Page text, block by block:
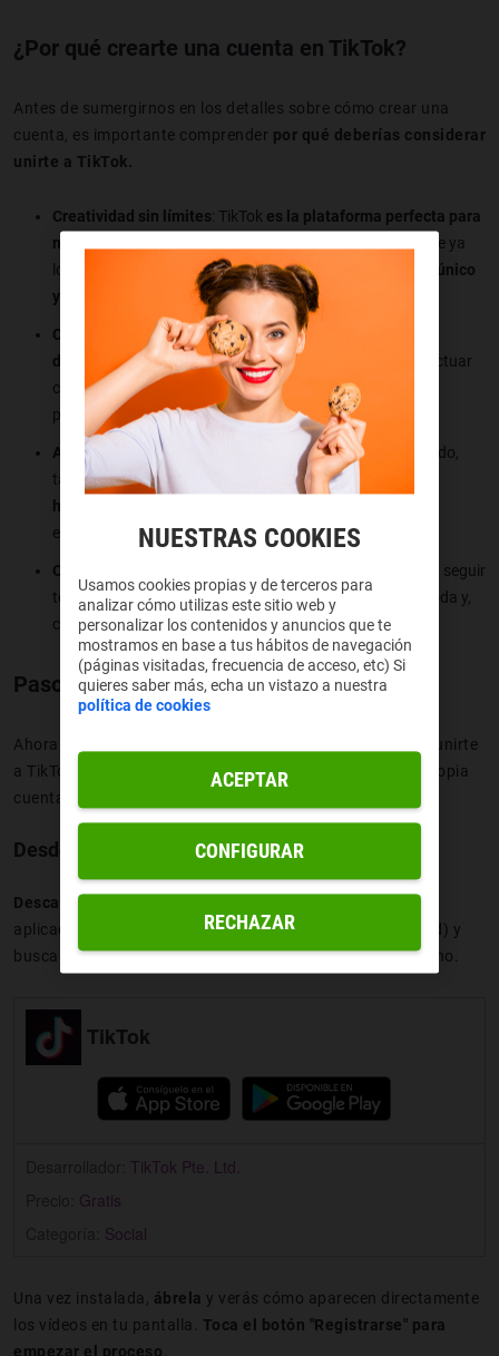
¿Por qué crearte una cuenta en TikTok?
Antes de sumergirnos en los detalles sobre cómo crear una
cuenta, es importante comprender por qué deberías considerar
unirte a TikTok.
Creatividad sin límites: TikTok es la plataforma perfecta para
mostrar tu creatividad
a través de vídeos cortos (aunque ya
los haya de hasta 10 minutos). Puedes crear
contenido único
y expresar tus ideasde manera visual.
Conexiones globales: TikTok conecta a personas de
diferentesculturasy lugares del mundo
. Puedes interactuar
con usurarios con intereses similares y descubrir nuevas
perspectivas.
Aprendizaje y entretenimiento
: TikTok no solo es divertido,
también resulta educativo. Puedes
aprender nuevas
habilidades
entretenido en una variedad de temas.
Oportunidades de tendencia
y seguir
tendencias te permite estar al tanto de lo que está de moda y,
con suerte,volverte viral.
Pasos para crear una Cuenta en TikTok
Ahora que ya sabes algunos de los buenos motivos para unirte
a TikTok, aquí están los pasos detallados para crear tu propia
cuenta.
Desde tu móvil
Descarga la aplicación
TikTok accediendo a la tienda de
aplicaciones de tu dispositivo (disponible en iOS y Android) y
busca "TikTok". Después, instala la aplicación en tu teléfono.
TikTok
TikTok Pte. Ltd.
Gratis
Social
Una vez instalada, ábrela y verás cómo aparecen directamente
los vídeos en tu pantalla. Toca el botón "Registrarse" para
empezar el proceso
NUESTRAS COOKIES
Usamos cookies propias y de terceros para
analizar cómo utilizas este sitio web y
personalizar los contenidos y anuncios que te
mostramos en base a tus hábitos de navegación
(páginas visitadas, frecuencia de acceso, etc) Si
quieres saber más, echa un vistazo a nuestra
política de cookies
RECHAZAR
ACEPTAR
CONFIGURAR